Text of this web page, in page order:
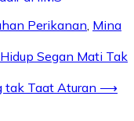
Perikanan, Mina
Segan Mati Tak
tak Taat Aturan ⟶